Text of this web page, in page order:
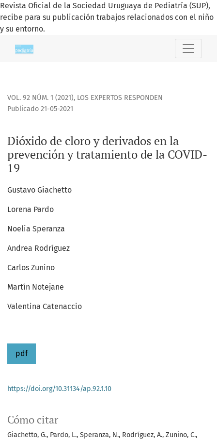
Revista Oficial de la Sociedad Uruguaya de Pediatría (SUP),
recibe para su publicación trabajos relacionados con el niño
y su entorno.
Dióxido de cloro y derivados en la prevención y
VOL. 92 NÚM. 1 (2021), LOS EXPERTOS RESPONDEN
Dióxido de cloro y derivados en la
prevención y tratamiento de la COVID-
19
Publicado 21-05-2021
Gustavo Giachetto
Lorena Pardo
Noelia Speranza
Andrea Rodríguez
Carlos Zunino
Martín Notejane
Valentina Catenaccio
pdf
Cómo citar
Giachetto, G., Pardo, L., Speranza, N., Rodríguez, A., Zunino, C.,
https://doi.org/10.31134/ap.92.1.10